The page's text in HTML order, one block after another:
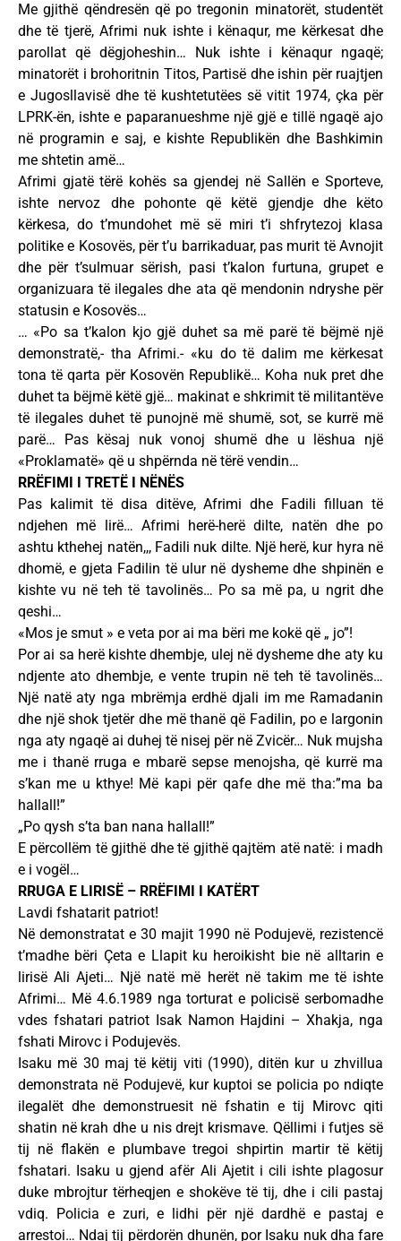
Me gjithë qëndresën që po tregonin minatorët, studentët
dhe të tjerë, Afrimi nuk ishte i kënaqur, me kërkesat dhe
parollat që dëgjoheshin… Nuk ishte i kënaqur ngaqë;
minatorët i brohoritnin Titos, Partisë dhe ishin për ruajtjen
e Jugosllavisë dhe të kushtetutëes së vitit 1974, çka për
LPRK-ën, ishte e paparanueshme një gjë e tillë ngaqë ajo
në programin e saj, e kishte Republikën dhe Bashkimin
me shtetin amë…
Afrimi gjatë tërë kohës sa gjendej në Sallën e Sporteve,
ishte nervoz dhe pohonte që këtë gjendje dhe këto
kërkesa, do t’mundohet më së miri t’i shfrytezoj klasa
politike e Kosovës, për t’u barrikaduar, pas murit të Avnojit
dhe për t’sulmuar sërish, pasi t’kalon furtuna, grupet e
organizuara të ilegales dhe ata që mendonin ndryshe për
statusin e Kosovës…
… «Po sa t’kalon kjo gjë duhet sa më parë të bëjmë një
demonstratë,- tha Afrimi.- «ku do të dalim me kërkesat
tona të qarta për Kosovën Republikë… Koha nuk pret dhe
duhet ta bëjmë këtë gjë… makinat e shkrimit të militantëve
të ilegales duhet të punojnë më shumë, sot, se kurrë më
parë… Pas kësaj nuk vonoj shumë dhe u lëshua një
«Proklamatë» që u shpërnda në tërë vendin…
RRËFIMI I TRETË I NËNËS
Pas kalimit të disa ditëve, Afrimi dhe Fadili filluan të
ndjehen më lirë… Afrimi herë-herë dilte, natën dhe po
ashtu kthehej natën,,, Fadili nuk dilte. Një herë, kur hyra në
dhomë, e gjeta Fadilin të ulur në dysheme dhe shpinën e
kishte vu në teh të tavolinës… Po sa më pa, u ngrit dhe
qeshi…
«Mos je smut » e veta por ai ma bëri me kokë që „ jo”!
Por ai sa herë kishte dhembje, ulej në dysheme dhe aty ku
ndjente ato dhembje, e vente trupin në teh të tavolinës…
Një natë aty nga mbrëmja erdhë djali im me Ramadanin
dhe një shok tjetër dhe më thanë që Fadilin, po e largonin
nga aty ngaqë ai duhej të nisej për në Zvicër… Nuk mujsha
me i thanë rruga e mbarë sepse menojsha, që kurrë ma
s’kan me u kthye! Më kapi për qafe dhe më tha:”ma ba
hallall!”
„Po qysh s’ta ban nana hallall!”
E përcollëm të gjithë dhe të gjithë qajtëm atë natë: i madh
e i vogël…
RRUGA E LIRISË – RRËFIMI I KATËRT
Lavdi fshatarit patriot!
Në demonstratat e 30 majit 1990 në Podujevë, rezistencë
t’madhe bëri Çeta e Llapit ku heroikisht bie në alltarin e
lirisë Ali Ajeti… Një natë më herët në takim me të ishte
Afrimi… Më 4.6.1989 nga torturat e policisë serbomadhe
vdes fshatari patriot Isak Namon Hajdini – Xhakja, nga
fshati Mirovc i Podujevës.
Isaku më 30 maj të këtij viti (1990), ditën kur u zhvillua
demonstrata në Podujevë, kur kuptoi se policia po ndiqte
ilegalët dhe demonstruesit në fshatin e tij Mirovc qiti
shatin në krah dhe u nis drejt krismave. Qëllimi i futjes së
tij në flakën e plumbave tregoi shpirtin martir të këtij
fshatari. Isaku u gjend afër Ali Ajetit i cili ishte plagosur
duke mbrojtur tërheqjen e shokëve të tij, dhe i cili pastaj
vdiq. Policia e zuri, e lidhi për një dardhë e pastaj e
arrestoi… Ndaj tij përdorën dhunën, por Isaku nuk dha fare